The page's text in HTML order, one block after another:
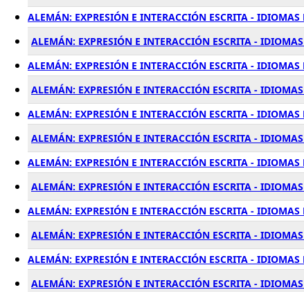
ALEMÁN: EXPRESIÓN E INTERACCIÓN ESCRITA -
ALEMÁN: EXPRESIÓN E INTERACCIÓN ESCRITA -
ALEMÁN: EXPRESIÓN E INTERACCIÓN ESCRITA -
ALEMÁN: EXPRESIÓN E INTERACCIÓN ESCRITA -
ALEMÁN: EXPRESIÓN E INTERACCIÓN ESCRITA -
ALEMÁN: EXPRESIÓN E INTERACCIÓN ESCRITA -
ALEMÁN: EXPRESIÓN E INTERACCIÓN ESCRITA -
ALEMÁN: EXPRESIÓN E INTERACCIÓN ESCRITA -
ALEMÁN: EXPRESIÓN E INTERACCIÓN ESCRITA -
ALEMÁN: EXPRESIÓN E INTERACCIÓN ESCRITA -
ALEMÁN: EXPRESIÓN E INTERACCIÓN ESCRITA -
ALEMÁN: EXPRESIÓN E INTERACCIÓN ESCRITA -